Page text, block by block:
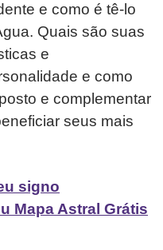
e como é tê-lo
Quais são suas
e
e como
e complementar
seus mais
signo
Mapa Astral Grátis